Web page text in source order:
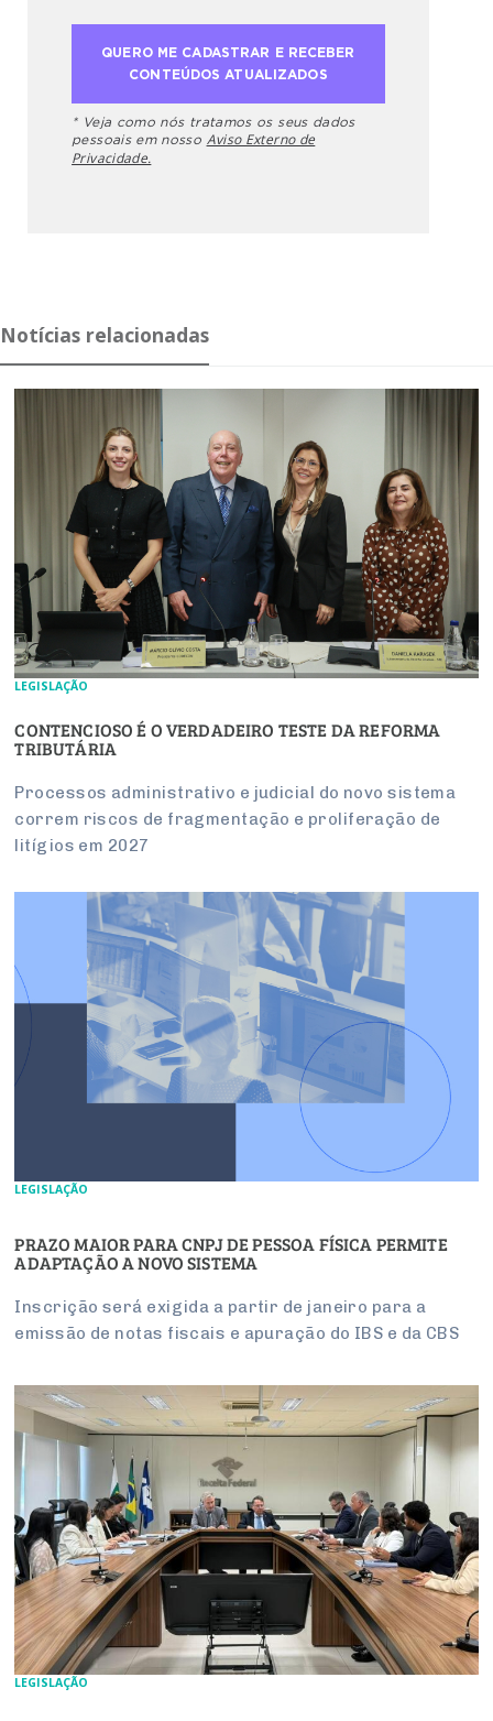
* Veja como nós tratamos os seus dados
pessoais em nosso Aviso Externo de
Privacidade.
Notícias relacionadas
LEGISLAÇÃO
CONTENCIOSO É O VERDADEIRO TESTE DA REFORMA
TRIBUTÁRIA
Processos administrativo e judicial do novo sistema
correm riscos de fragmentação e proliferação de
litígios em 2027
LEGISLAÇÃO
PRAZO MAIOR PARA CNPJ DE PESSOA FÍSICA PERMITE
ADAPTAÇÃO A NOVO SISTEMA
Inscrição será exigida a partir de janeiro para a
emissão de notas fiscais e apuração do IBS e da CBS
LEGISLAÇÃO